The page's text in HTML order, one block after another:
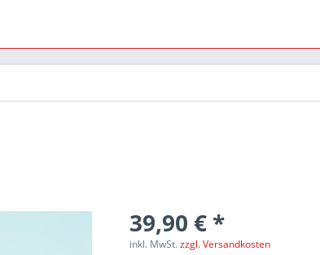
39,90 € *
inkl. MwSt.zzgl. Versandkosten